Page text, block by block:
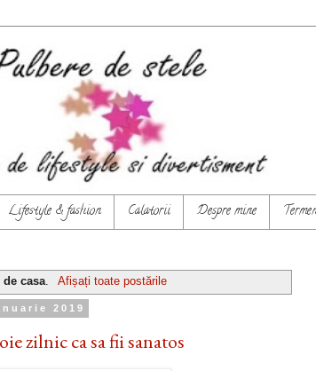
Lifestyle & fashion Calatorii Despre mine
de casa Afișați toate postările
2019
zilnic ca sa fii sanatos